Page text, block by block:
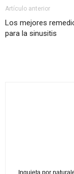
Artículo anterior
Los mejores
para la sinusitis
Inquieta por